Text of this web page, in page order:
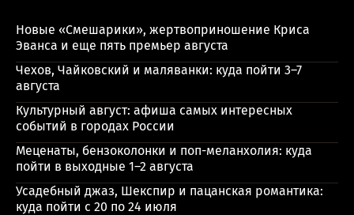
Новые «Смешарики», жертвоприношение Криса
Эванса и еще пять премьер августа
Чехов, Чайковский и маляванки: куда пойти 3–7
августа
Культурный август: афиша самых интересных
событий в городах России
Меценаты, бензоколонки и поп-меланхолия: куда
пойти в выходные 1–2 августа
Усадебный джаз, Шекспир и пацанская романтика:
куда пойти с 20 по 24 июля